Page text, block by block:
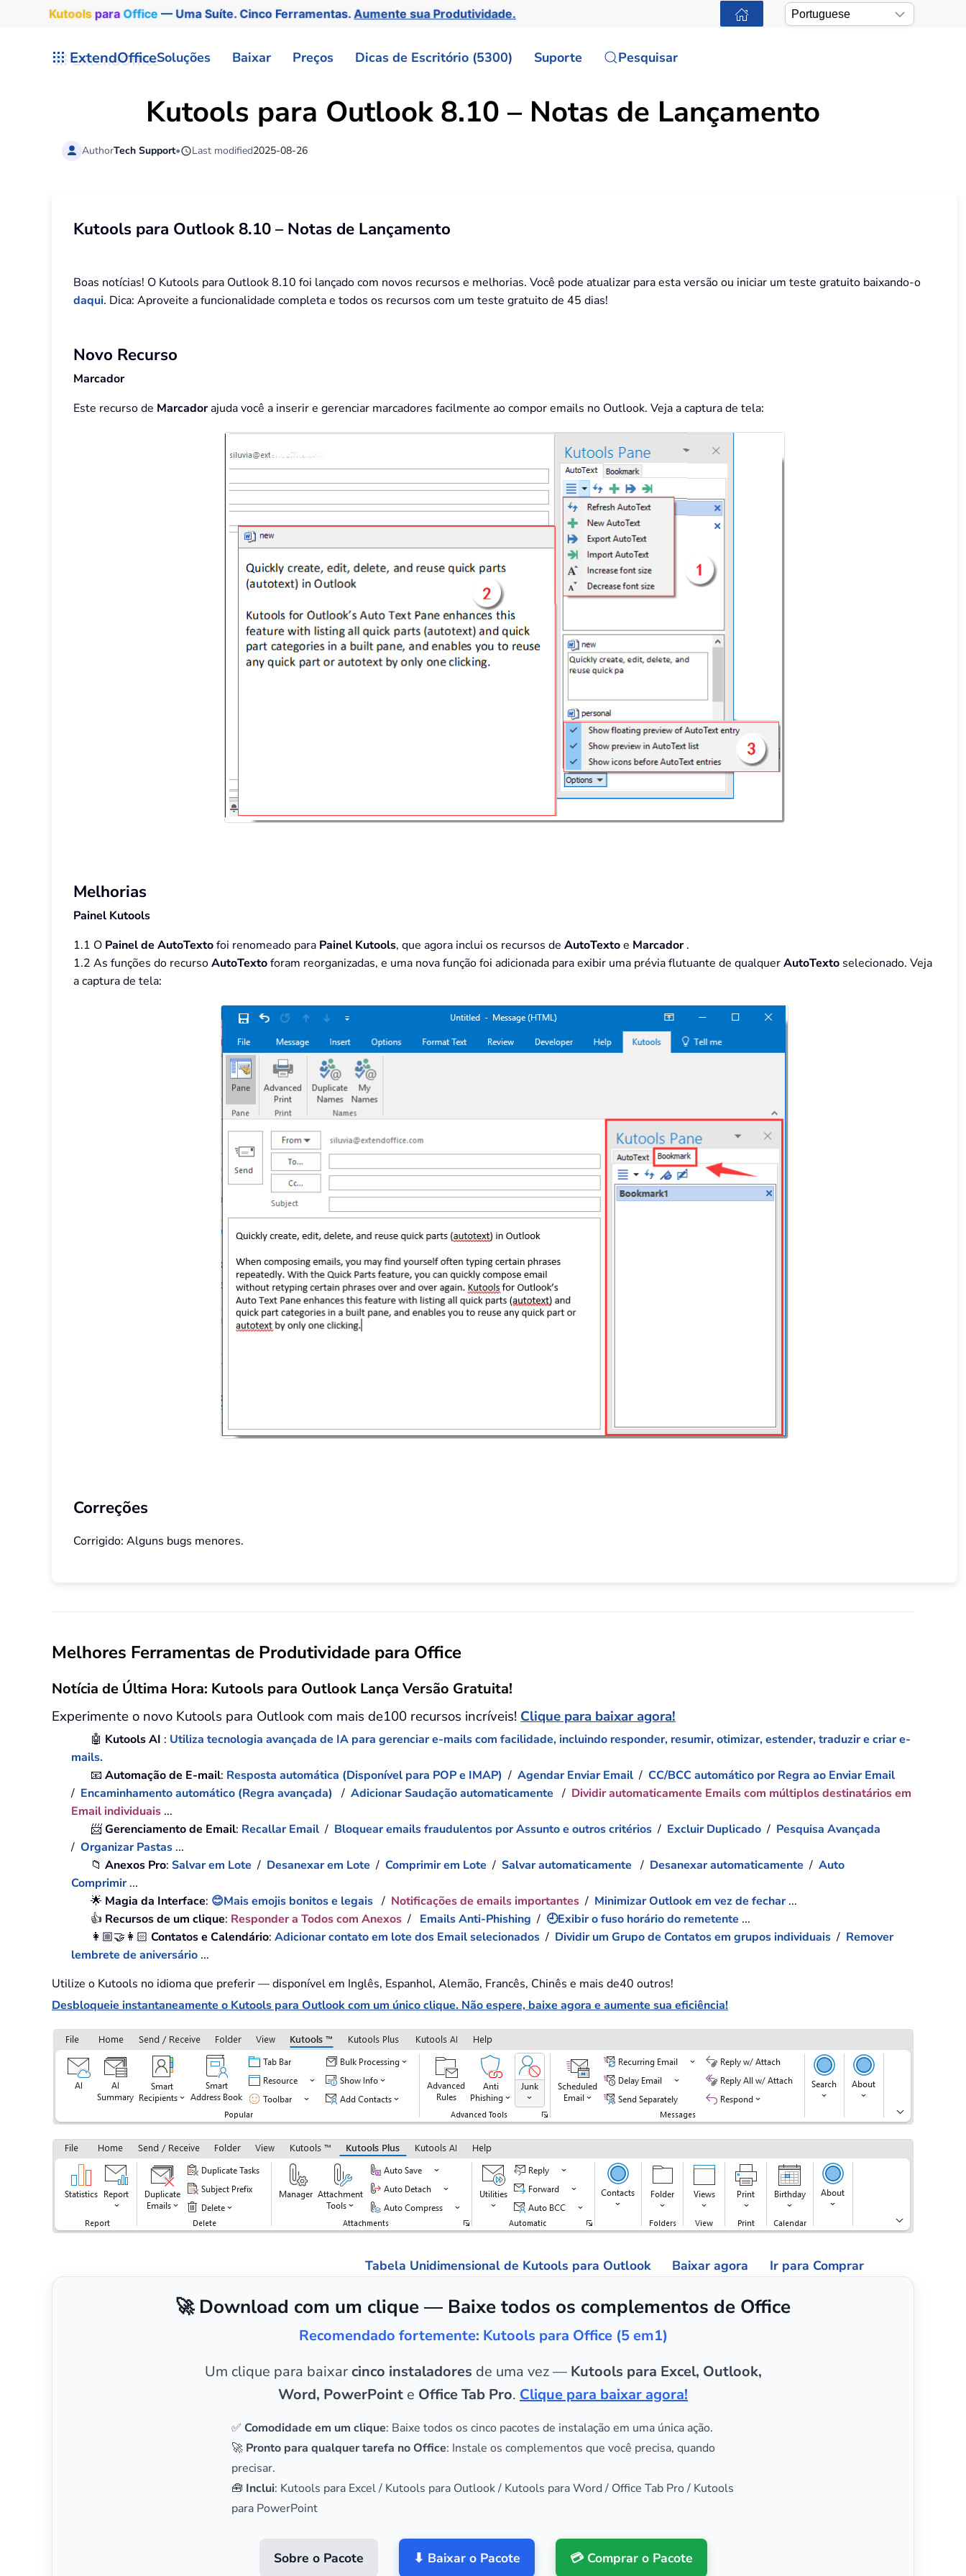
Kutools paraOffice— Uma Suíte. Cinco Ferramentas.Aumente sua Produtividade.
ExtendOfficeSoluções Baixar Preços Dicas de Escritório (5300) Suporte Pesquisar
Kutools para Outlook 8.10 – Notas de Lançamento
AuthorTech Support• Last modified2025-08-26
Kutools para Outlook 8.10 – Notas de Lançamento
Boas notícias! O Kutools para Outlook 8.10 foi lançado com novos recursos e melhorias. Você pode atualizar para esta versão ou iniciar um teste gratuito baixando-o
daqui. Dica: Aproveite a funcionalidade completa e todos os recursos com um teste gratuito de 45 dias!
Novo Recurso
Marcador
Este recurso de Marcadorajuda você a inserir e gerenciar marcadores facilmente ao compor emails no Outlook. Veja a captura de tela:
Melhorias
Painel Kutools
1.1 O Painel de AutoTextofoi renomeado para Painel Kutools, que agora inclui os recursos de AutoTextoe Marcador.
1.2 As funções do recursoAutoTextoforam reorganizadas, e uma nova função foi adicionada para exibir uma prévia flutuante de qualquerAutoTexto selecionado. Veja
a captura de tela:
Correções
Corrigido: Alguns bugs menores.
Melhores Ferramentas de Produtividade para Office
Notícia de Última Hora: Kutools para Outlook Lança Versão Gratuita!
Experimente o novo Kutools para Outlook com mais de100 recursos incríveis! Clique para baixar agora!
🤖 Kutools AI : Utiliza tecnologia avançada de IA para gerenciar e-mails com facilidade, incluindo responder, resumir, otimizar, estender, traduzir e criar e-
mails.
📧Automação de E-mail: Resposta automática (Disponível para POP e IMAP) /Agendar Enviar Email /CC/BCC automático por Regra ao Enviar Email
/ Encaminhamento automático (Regra avançada) /Adicionar Saudação automaticamente / Dividir automaticamente Emails com múltiplos destinatários em
Email individuais ...
📨Gerenciamento de Email: Recallar Email / Bloquear emails fraudulentos por Assunto e outros critérios / Excluir Duplicado / Pesquisa Avançada
/Organizar Pastas ...
📁Anexos Pro:Salvar em Lote / Desanexar em Lote /Comprimir em Lote /Salvar automaticamente / Desanexar automaticamente /Auto
Comprimir...
🌟 Magia da Interface: 😊Mais emojis bonitos e legais / Notificações de emails importantes / Minimizar Outlook em vez de fechar...
👍 Recursos de um clique: Responder a Todos com Anexos / Emails Anti-Phishing / 🕘Exibir o fuso horário do remetente ...
👩🏼‍🤝‍👩🏻Contatos e Calendário:Adicionar contato em lote dos Email selecionados / Dividir um Grupo de Contatos em grupos individuais / Remover
lembrete de aniversário ...
Utilize o Kutools no idioma que preferir — disponível em Inglês, Espanhol, Alemão, Francês, Chinês e mais de40 outros!
Desbloqueie instantaneamente o Kutools para Outlook com um único clique. Não espere, baixe agora e aumente sua eficiência!
Tabela Unidimensional de Kutools para Outlook Baixar agora Ir para Comprar
🚀 Download com um clique — Baixe todos os complementos de Office
Recomendado fortemente: Kutools para Office (5 em1)
Um clique para baixarcinco instaladores de uma vez — Kutools para Excel, Outlook,
Word, PowerPoint e Office Tab Pro. Clique para baixar agora!
✅ Comodidade em um clique: Baixe todos os cinco pacotes de instalação em uma única ação.
🚀 Pronto para qualquer tarefa no Office: Instale os complementos que você precisa, quando
precisar.
🧰 Inclui: Kutools para Excel / Kutools para Outlook / Kutools para Word / Office Tab Pro / Kutools
para PowerPoint
Sobre o Pacote ⬇ Baixar o Pacote 💳 Comprar o Pacote